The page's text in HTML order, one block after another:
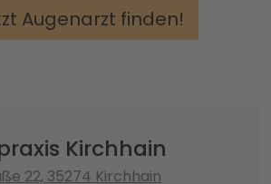
Augenarzt finden!
Kirchhain
22, 35274 Kirchhain